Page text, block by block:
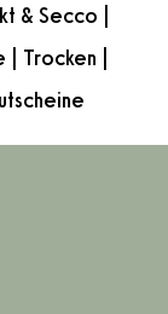
& Secco
Trocken